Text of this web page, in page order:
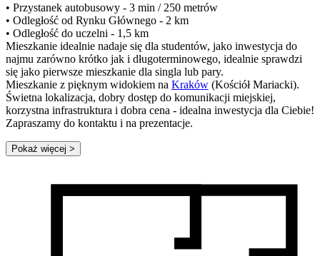
• Przystanek autobusowy - 3 min / 250 metrów
• Odległość od Rynku Głównego - 2 km
• Odległość do uczelni - 1,5 km
Mieszkanie idealnie nadaje się dla studentów, jako inwestycja do
najmu zarówno krótko jak i długoterminowego, idealnie sprawdzi
się jako pierwsze mieszkanie dla singla lub pary.
Mieszkanie z pięknym widokiem na Kraków (Kościół Mariacki).
Świetna lokalizacja, dobry dostęp do komunikacji miejskiej,
korzystna infrastruktura i dobra cena - idealna inwestycja dla Ciebie!
Zapraszamy do kontaktu i na prezentacje.
Pokaż więcej >